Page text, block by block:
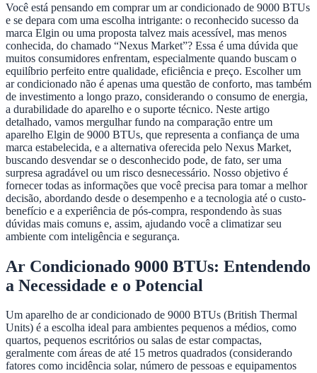
Você está pensando em comprar um ar condicionado de 9000 BTUs
e se depara com uma escolha intrigante: o reconhecido sucesso da
marca Elgin ou uma proposta talvez mais acessível, mas menos
conhecida, do chamado “Nexus Market”? Essa é uma dúvida que
muitos consumidores enfrentam, especialmente quando buscam o
equilíbrio perfeito entre qualidade, eficiência e preço. Escolher um
ar condicionado não é apenas uma questão de conforto, mas também
de investimento a longo prazo, considerando o consumo de energia,
a durabilidade do aparelho e o suporte técnico. Neste artigo
detalhado, vamos mergulhar fundo na comparação entre um
aparelho Elgin de 9000 BTUs, que representa a confiança de uma
marca estabelecida, e a alternativa oferecida pelo Nexus Market,
buscando desvendar se o desconhecido pode, de fato, ser uma
surpresa agradável ou um risco desnecessário. Nosso objetivo é
fornecer todas as informações que você precisa para tomar a melhor
decisão, abordando desde o desempenho e a tecnologia até o custo-
benefício e a experiência de pós-compra, respondendo às suas
dúvidas mais comuns e, assim, ajudando você a climatizar seu
ambiente com inteligência e segurança.
Ar Condicionado 9000 BTUs: Entendendo
a Necessidade e o Potencial
Um aparelho de ar condicionado de 9000 BTUs (British Thermal
Units) é a escolha ideal para ambientes pequenos a médios, como
quartos, pequenos escritórios ou salas de estar compactas,
geralmente com áreas de até 15 metros quadrados (considerando
fatores como incidência solar, número de pessoas e equipamentos